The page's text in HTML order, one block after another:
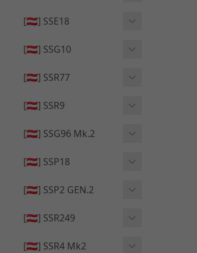
🟦 主體 ⧸ 彈匣
[🇦🇹] SSE18
👁️‍🗨️ 外觀 ⧸ 色彩
[🇦🇹] SSG10
🟦 主體 ⧸ 彈匣
[🇦🇹] SSR77
🟦 主體 ⧸ 彈匣
[🇦🇹] SSR9
👁️‍🗨️ 外觀 ⧸ 色彩
[🇦🇹] SSG96 Mk.2
🆙 升級 ⧸ 部件
[🇦🇹] SSP18
👁️‍🗨️ 外觀 ⧸ 色彩
[🇦🇹] SSP2 GEN.2
🔄 原廠 ⧸ 零件
[🇦🇹] SSR249
🟦 主體 ⧸ 彈匣
[🇦🇹] SSR4 Mk2